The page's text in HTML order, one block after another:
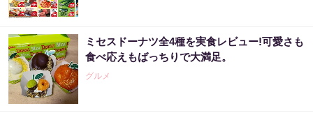
ミセスドーナツ全4種を実食レビュー!可愛さも
食べ応えもばっちりで大満足。
グルメ